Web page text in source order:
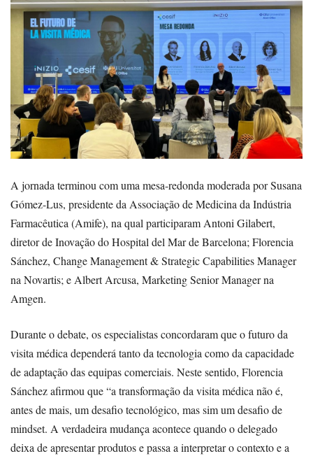
A jornada terminou com uma mesa-redonda moderada por Susana
Gómez-Lus, presidente da Associação de Medicina da Indústria
Farmacêutica (Amife), na qual participaram Antoni Gilabert,
diretor de Inovação do Hospital del Mar de Barcelona; Florencia
Sánchez, Change Management & Strategic Capabilities Manager
na Novartis; e Albert Arcusa, Marketing Senior Manager na
Amgen.
Durante o debate, os especialistas concordaram que o futuro da
visita médica dependerá tanto da tecnologia como da capacidade
de adaptação das equipas comerciais. Neste sentido, Florencia
Sánchez afirmou que “a transformação da visita médica não é,
antes de mais, um desafio tecnológico, mas sim um desafio de
mindset. A verdadeira mudança acontece quando o delegado
deixa de apresentar produtos e passa a interpretar o contexto e a